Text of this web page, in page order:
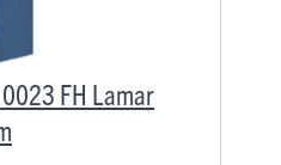
FH Lamar